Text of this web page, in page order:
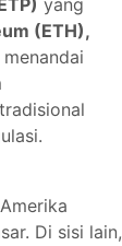
yang
(ETH),
Di sisi lain,